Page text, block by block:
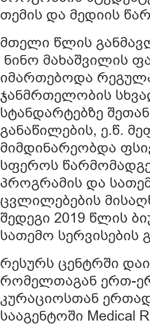
თემის და მედიის
მთელი წლის
ნინო მახაშვილის
იმართებოდა
ჯანმრთელობის
სტანდარტებზე
განაწილების, ე.წ.
მიმდინარეობდა
სფეროს
პროგრამის და
ცვლილებების
შედეგი 2019 წლის
სათემო სერვისების
რესურს ცენტრში
რომელთაგან ერთ-
კურაციოსთან
სააგენტოში Medical